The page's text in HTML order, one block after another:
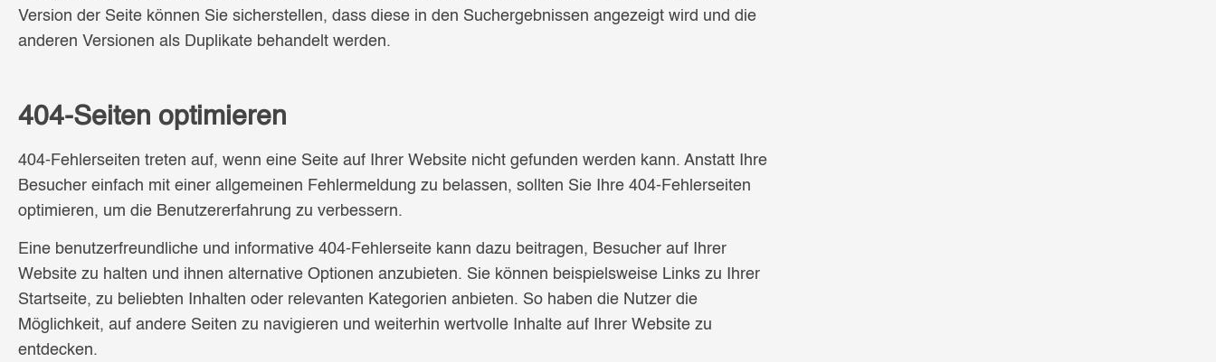
Version der Seite können Sie sicherstellen, dass diese in den Suchergebnissen angezeigt wird und die
anderen Versionen als Duplikate behandelt werden.
404-Seiten optimieren
404-Fehlerseiten treten auf, wenn eine Seite auf Ihrer Website nicht gefunden werden kann. Anstatt Ihre
Besucher einfach mit einer allgemeinen Fehlermeldung zu belassen, sollten Sie Ihre 404-Fehlerseiten
optimieren, um die Benutzererfahrung zu verbessern.
Eine benutzerfreundliche und informative 404-Fehlerseite kann dazu beitragen, Besucher auf Ihrer
Website zu halten und ihnen alternative Optionen anzubieten. Sie können beispielsweise Links zu Ihrer
Startseite, zu beliebten Inhalten oder relevanten Kategorien anbieten. So haben die Nutzer die
Möglichkeit, auf andere Seiten zu navigieren und weiterhin wertvolle Inhalte auf Ihrer Website zu
entdecken.